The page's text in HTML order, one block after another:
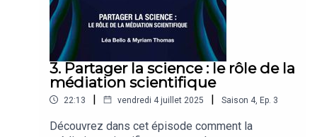
3. Partager la science : le rôle de la
médiation scientifique
22:13 | vendredi 4 juillet 2025 | Saison 4, Ep. 3
Découvrez dans cet épisode comment la